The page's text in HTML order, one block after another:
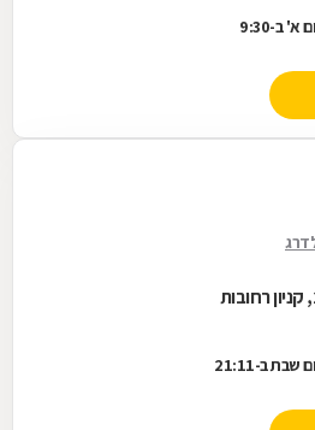
ב-9:30
ב-21:11